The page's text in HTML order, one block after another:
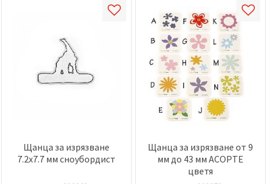
Щанца за изрязване
7.2x7.7 мм сноубордист
Щанца за изрязване от 9
мм до 43 мм АСОРТЕ
цветя